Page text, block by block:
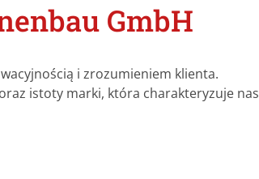
GmbH
i zrozumieniem klienta.
istoty marki, która charakteryzuje nas